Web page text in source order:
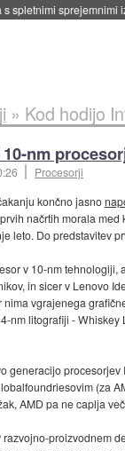
razvija svojo raketo za
» Kod hodijo
nm
Procesorji
končno jasno
načrtih morala
leto. Do predstavitev
v 10-nm
in sicer v Lenovo
vgrajenega
nm litografiji -
generacijo
(za
AMD pa ne caplja
razvojno-proizvodnem